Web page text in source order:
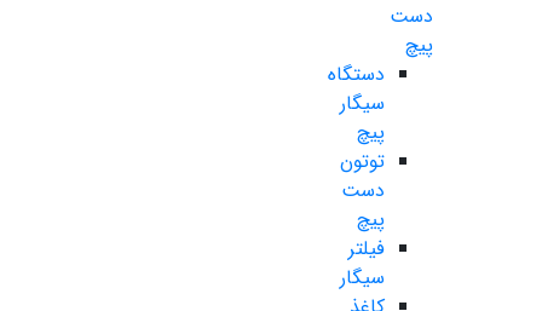
دست
پیچ
دستگاه
سیگار
پیچ
توتون
دست
پیچ
فیلتر
سیگار